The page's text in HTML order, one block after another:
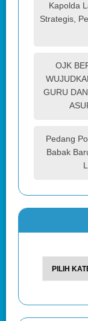
Kapolda
Strategis,
OJK
GURU
Pedang
Babak